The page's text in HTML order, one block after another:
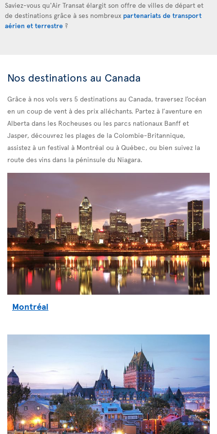
Saviez-vous qu'Air Transat élargit son offre de villes de départ et
de destinations grâce à ses nombreux partenariats de transport
aérien et terrestre ?
Nos destinations au Canada
Grâce à nos vols vers 5 destinations au Canada, traversez l’océan
en un coup de vent à des prix alléchants. Partez à l’aventure en
Alberta dans les Rocheuses ou les parcs nationaux Banff et
Jasper, découvrez les plages de la Colombie-Britannique,
assistez à un festival à Montréal ou à Québec, ou bien suivez la
route des vins dans la péninsule du Niagara.
Montréal